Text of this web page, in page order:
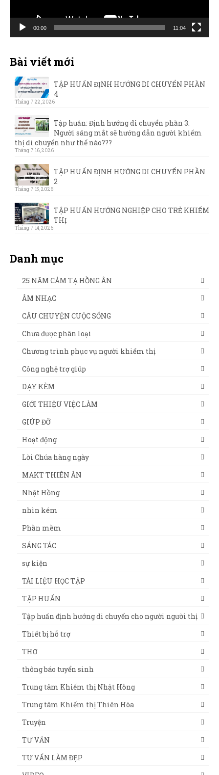
00:00 11:04
Bài viết mới
TẬP HUẤN ĐỊNH HƯỚNG DI CHUYỂN PHẦN
4
Tháng 7 22, 2026
Tập huấn: Định hướng di chuyển phần 3.
Người sáng mắt sẽ hướng dẫn người khiếm
thị di chuyển như thế nào???
Tháng 7 16, 2026
TẬP HUẤN ĐỊNH HƯỚNG DI CHUYỂN PHẦN
2
Tháng 7 15, 2026
TẬP HUẤN HƯỚNG NGHIỆP CHO TRẺ KHIẾM
THỊ
Tháng 7 14, 2026
Danh mục
25 NĂM CẢM TẠ HỒNG ÂN
ÂM NHẠC
CÂU CHUYỆN CUỘC SỐNG
Chưa được phân loại
Chương trình phục vụ người khiếm thị
Công nghệ trợ giúp
DẠY KÈM
GIỚI THIỆU VIỆC LÀM
GIÚP ĐỠ
Hoạt động
Lời Chúa hàng ngày
MAKT THIÊN ÂN
Nhật Hồng
nhìn kém
Phần mềm
SÁNG TÁC
sự kiện
TÀI LIỆU HỌC TẬP
TẬP HUẤN
Tập huấn định hướng di chuyển cho người người thị
Thiết bị hỗ trợ
THƠ
thông báo tuyển sinh
Trung tâm Khiếm thị Nhật Hồng
Trung tâm Khiếm thị Thiên Hòa
Truyện
TƯ VẤN
TƯ VẤN LÀM ĐẸP